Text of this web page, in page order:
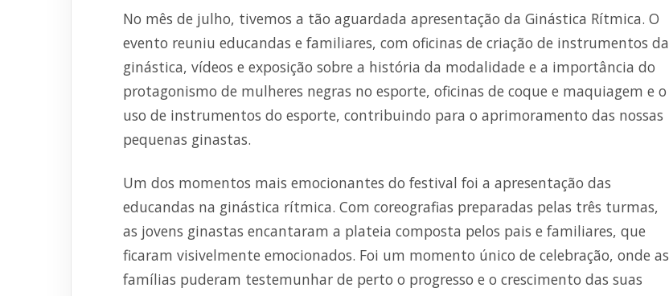
No mês de julho, tivemos a tão aguardada apresentação da Ginástica Rítmica. O
evento reuniu educandas e familiares, com oficinas de criação de instrumentos da
ginástica, vídeos e exposição sobre a história da modalidade e a importância do
protagonismo de mulheres negras no esporte, oficinas de coque e maquiagem e o
uso de instrumentos do esporte, contribuindo para o aprimoramento das nossas
pequenas ginastas.
Um dos momentos mais emocionantes do festival foi a apresentação das
educandas na ginástica rítmica. Com coreografias preparadas pelas três turmas,
as jovens ginastas encantaram a plateia composta pelos pais e familiares, que
ficaram visivelmente emocionados. Foi um momento único de celebração, onde as
famílias puderam testemunhar de perto o progresso e o crescimento das suas